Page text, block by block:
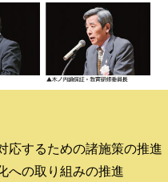
するための諸施策の推進
の取り組みの推進